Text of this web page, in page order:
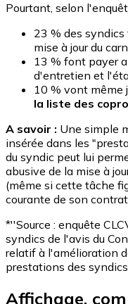
Pourtant, selon
23 % des
mise à jour du
13 % font payer
d'entretien et
10 % vont même
la liste des
A savoir : Une simple
insérée dans les
du syndic peut lui
abusive de la mise à
(même si cette tâche
courante de son
*''Source : enquête
syndics de l'avis du
relatif à l'amélioration
prestations des
Affichage,